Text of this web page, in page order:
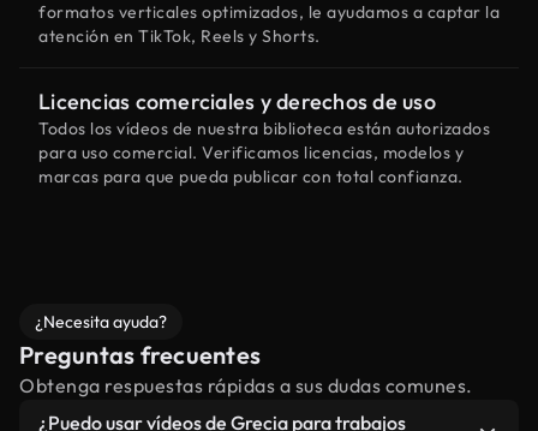
formatos verticales optimizados, le ayudamos a captar la
atención en TikTok, Reels y Shorts.
Licencias comerciales y derechos de uso
Todos los vídeos de nuestra biblioteca están autorizados
para uso comercial. Verificamos licencias, modelos y
marcas para que pueda publicar con total confianza.
¿Necesita ayuda?
Preguntas frecuentes
Obtenga respuestas rápidas a sus dudas comunes.
¿Puedo usar vídeos de Grecia para trabajos